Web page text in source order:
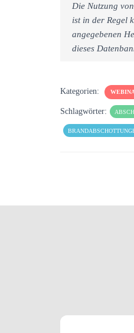
Die Nutzung
ist in der Regel
angegebenen
dieses
Kategorien:
Schlagwörter: